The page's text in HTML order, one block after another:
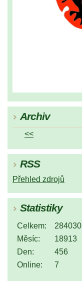
Archiv
<<
RSS
Přehled zdrojů
Statistiky
Online: 7
Celkem:
284030
Měsíc:
18913
Den:
456